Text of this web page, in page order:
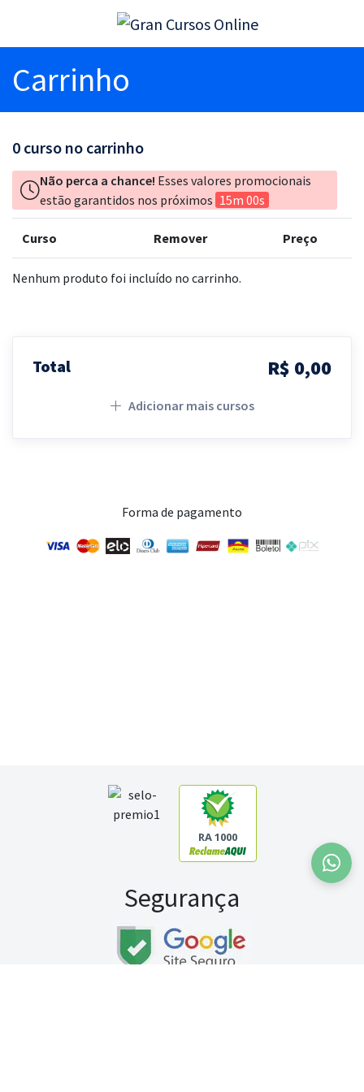
Carrinho
0 curso no carrinho
Não perca a chance! Esses valores promocionais
estão garantidos nos próximos 15m 00s
Curso Remover Preço
Nenhum produto foi incluído no carrinho.
Total R$ 0,00
Adicionar mais cursos
Forma de pagamento
RA 1000
Segurança